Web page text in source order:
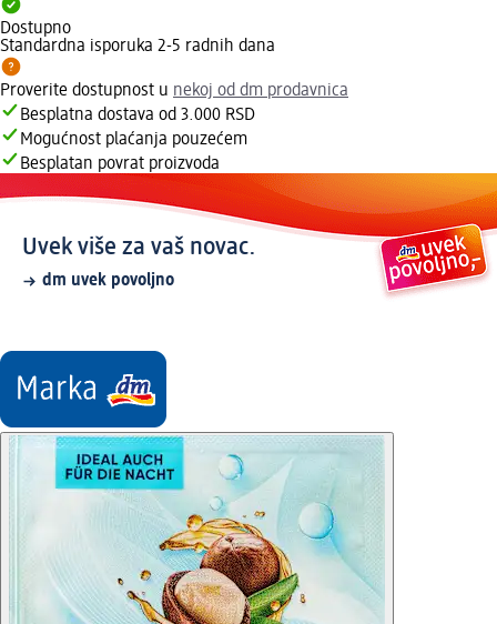
Dostupno
Standardna isporuka 2-5 radnih dana
Proverite dostupnost u nekoj od dm prodavnica
Besplatna dostava od 3.000 RSD
Mogućnost plaćanja pouzećem
Besplatan povrat proizvoda
Uvek više za vaš novac.
dm uvek povoljno